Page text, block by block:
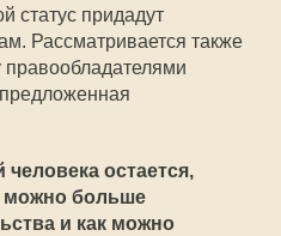
статус придадут
Рассматривается также
остается,
можно больше
и как можно